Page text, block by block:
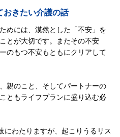
おきたい介護の話
めには、漠然とした「不安」を
とが大切です。またその不安
のもつ不安もともにクリアして
親のこと、そしてパートナーの
ともライフプランに盛り込む必
にわたりますが、起こりうるリス